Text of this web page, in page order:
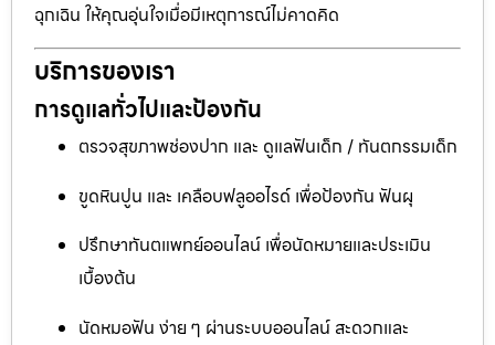
ฉุกเฉิน ให้คุณอุ่นใจเมื่อมีเหตุการณ์ไม่คาดคิด
บริการของเรา
การดูแลทั่วไปและป้องกัน
ตรวจสุขภาพช่องปาก และ ดูแลฟันเด็ก / ทันตกรรมเด็ก
ขูดหินปูน และ เคลือบฟลูออไรด์ เพื่อป้องกัน ฟันผุ
ปรึกษาทันตแพทย์ออนไลน์ เพื่อนัดหมายและประเมิน
เบื้องต้น
นัดหมอฟัน ง่าย ๆ ผ่านระบบออนไลน์ สะดวกและ